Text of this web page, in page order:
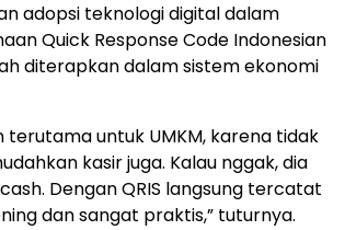
adopsi teknologi digital dalam
Quick Response Code Indonesian
diterapkan dalam sistem ekonomi
terutama untuk UMKM, karena tidak
kasir juga. Kalau nggak, dia
Dengan QRIS langsung tercatat
dan sangat praktis,” tuturnya.